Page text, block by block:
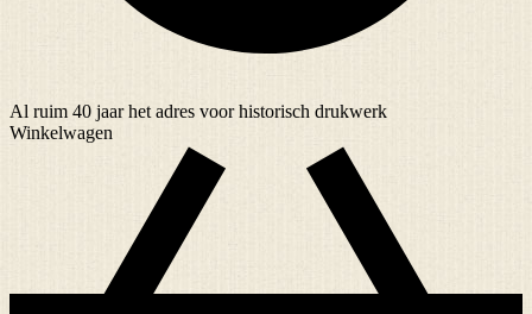
Al ruim 40 jaarhet adres voor historisch drukwerk
Winkelwagen